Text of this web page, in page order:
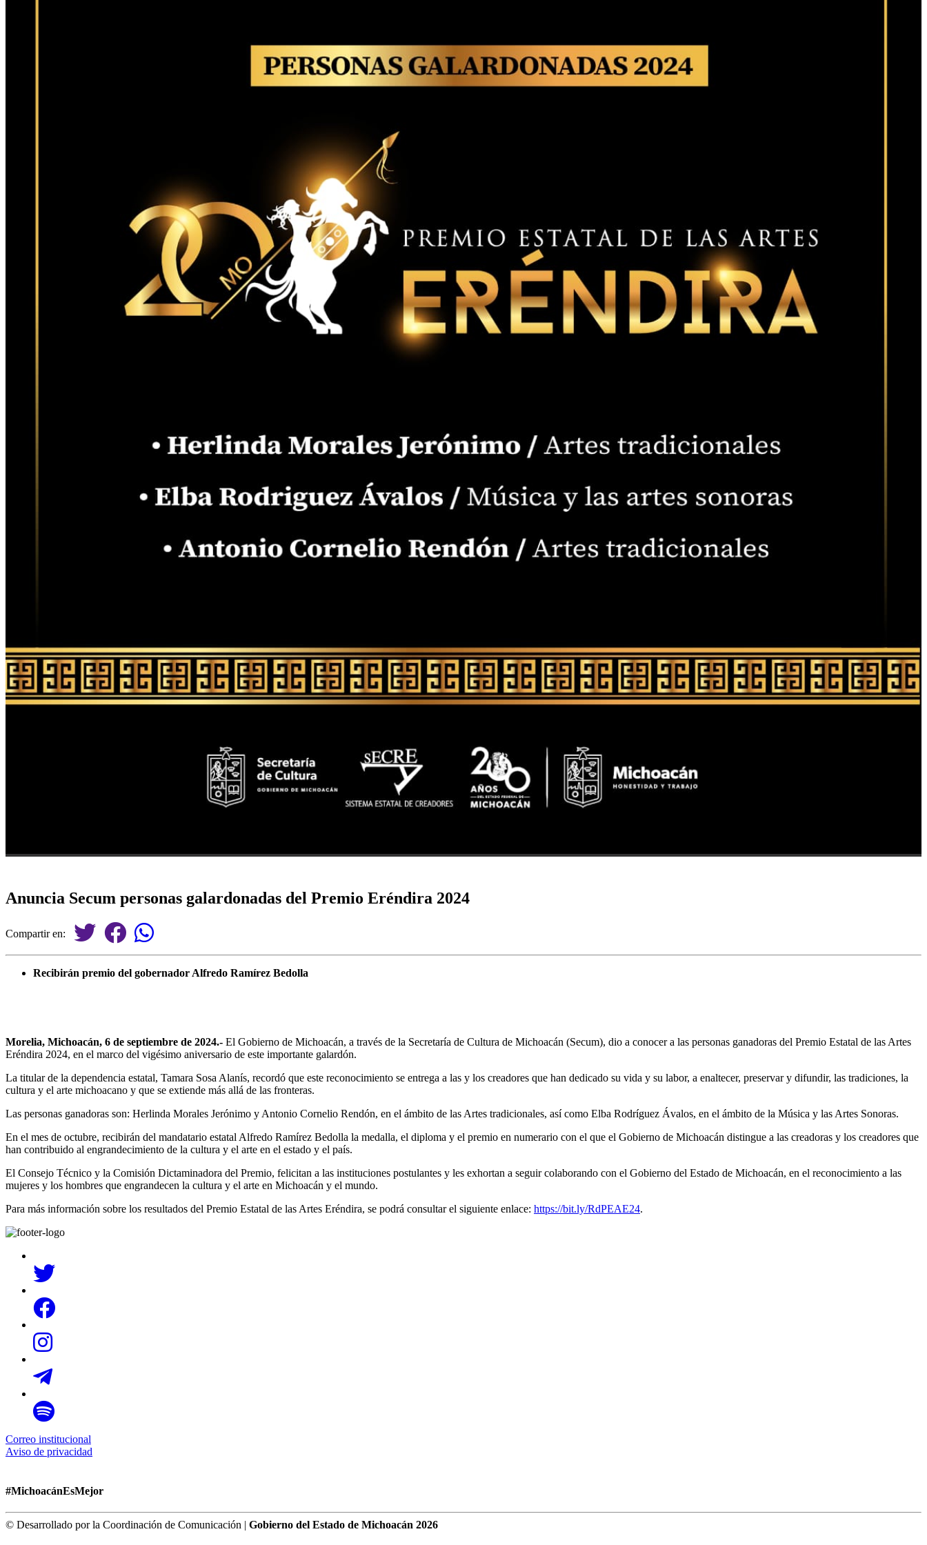
Anuncia Secum personas galardonadas del Premio Eréndira 2024
Compartir en:
Recibirán premio del gobernador Alfredo Ramírez Bedolla
Morelia, Michoacán, 6 de septiembre de 2024.- El Gobierno de Michoacán, a través de la Secretaría de Cultura de Michoacán (Secum), dio a conocer a las personas ganadoras del Premio Estatal de las Artes
Eréndira 2024, en el marco del vigésimo aniversario de este importante galardón.
La titular de la dependencia estatal, Tamara Sosa Alanís, recordó que este reconocimiento se entrega a las y los creadores que han dedicado su vida y su labor, a enaltecer, preservar y difundir, las tradiciones, la
cultura y el arte michoacano y que se extiende más allá de las fronteras.
Las personas ganadoras son: Herlinda Morales Jerónimo y Antonio Cornelio Rendón, en el ámbito de las Artes tradicionales, así como Elba Rodríguez Ávalos, en el ámbito de la Música y las Artes Sonoras.
En el mes de octubre, recibirán del mandatario estatal Alfredo Ramírez Bedolla la medalla, el diploma y el premio en numerario con el que el Gobierno de Michoacán distingue a las creadoras y los creadores que
han contribuido al engrandecimiento de la cultura y el arte en el estado y el país.
El Consejo Técnico y la Comisión Dictaminadora del Premio, felicitan a las instituciones postulantes y les exhortan a seguir colaborando con el Gobierno del Estado de Michoacán, en el reconocimiento a las
mujeres y los hombres que engrandecen la cultura y el arte en Michoacán y el mundo.
Para más información sobre los resultados del Premio Estatal de las Artes Eréndira, se podrá consultar el siguiente enlace: https://bit.ly/RdPEAE24.
Correo institucional
Aviso de privacidad
#MichoacánEsMejor
© Desarrollado por la Coordinación de Comunicación | Gobierno del Estado de Michoacán 2026